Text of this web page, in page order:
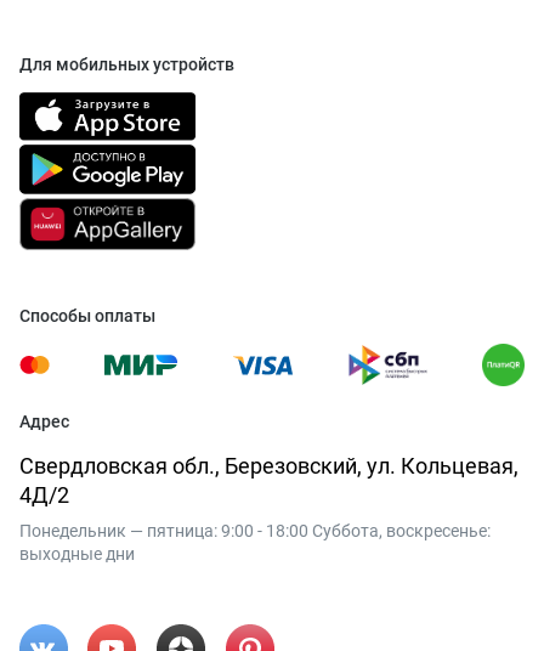
Для мобильных устройств
Способы оплаты
Адрес
Свердловская обл., Березовский, ул. Кольцевая,
4Д/2
Понедельник — пятница: 9:00 - 18:00 Суббота, воскресенье:
выходные дни